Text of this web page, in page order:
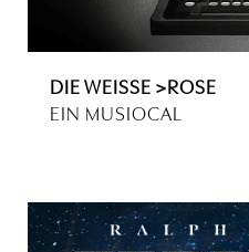
DIE WEISSE >ROSE
EIN MUSIOCAL